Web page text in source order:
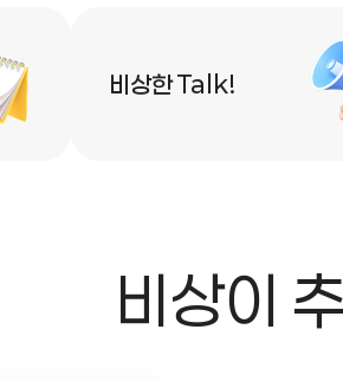
비상한 Talk!
비상이